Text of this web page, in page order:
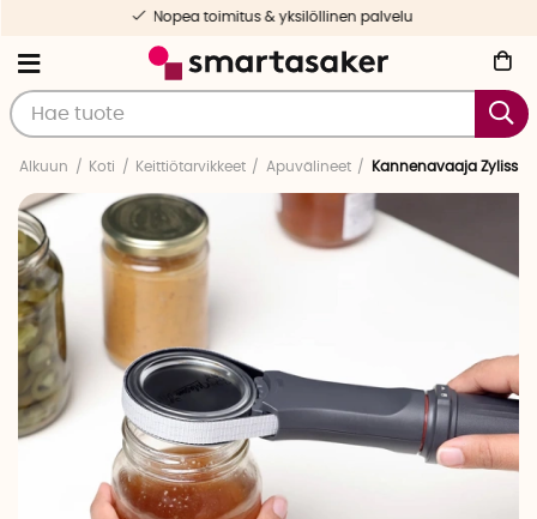
Nopea toimitus & yksilöllinen palvelu
Alkuun Koti Keittiötarvikkeet Apuvälineet Kannenavaaja Zyliss